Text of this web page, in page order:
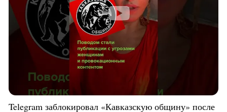
Telegram заблокировал «Кавказскую общину» после